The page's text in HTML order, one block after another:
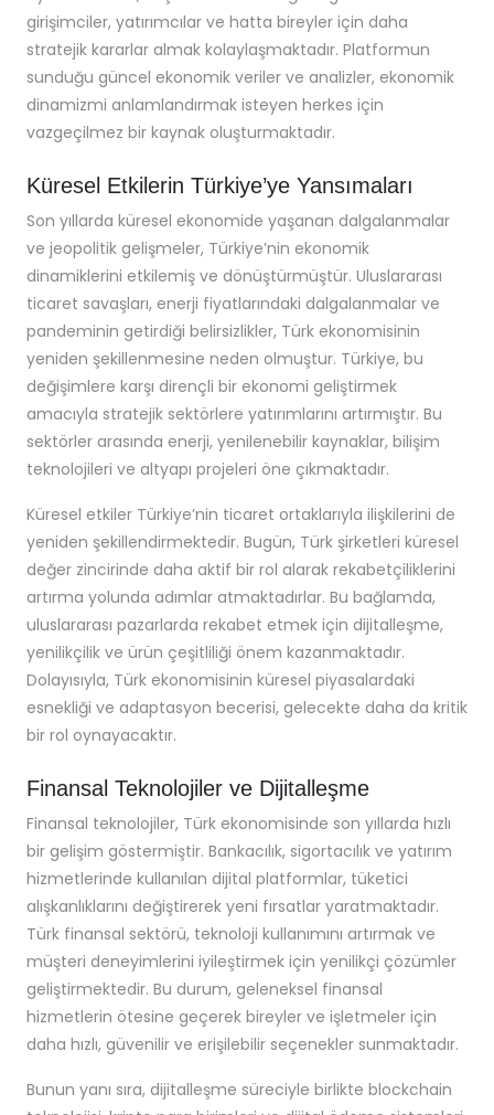
girişimciler, yatırımcılar ve hatta bireyler için daha
stratejik kararlar almak kolaylaşmaktadır. Platformun
sunduğu güncel ekonomik veriler ve analizler, ekonomik
dinamizmi anlamlandırmak isteyen herkes için
vazgeçilmez bir kaynak oluşturmaktadır.
Küresel Etkilerin Türkiye’ye Yansımaları
Son yıllarda küresel ekonomide yaşanan dalgalanmalar
ve jeopolitik gelişmeler, Türkiye’nin ekonomik
dinamiklerini etkilemiş ve dönüştürmüştür. Uluslararası
ticaret savaşları, enerji fiyatlarındaki dalgalanmalar ve
pandeminin getirdiği belirsizlikler, Türk ekonomisinin
yeniden şekillenmesine neden olmuştur. Türkiye, bu
değişimlere karşı dirençli bir ekonomi geliştirmek
amacıyla stratejik sektörlere yatırımlarını artırmıştır. Bu
sektörler arasında enerji, yenilenebilir kaynaklar, bilişim
teknolojileri ve altyapı projeleri öne çıkmaktadır.
Küresel etkiler Türkiye’nin ticaret ortaklarıyla ilişkilerini de
yeniden şekillendirmektedir. Bugün, Türk şirketleri küresel
değer zincirinde daha aktif bir rol alarak rekabetçiliklerini
artırma yolunda adımlar atmaktadırlar. Bu bağlamda,
uluslararası pazarlarda rekabet etmek için dijitalleşme,
yenilikçilik ve ürün çeşitliliği önem kazanmaktadır.
Dolayısıyla, Türk ekonomisinin küresel piyasalardaki
esnekliği ve adaptasyon becerisi, gelecekte daha da kritik
bir rol oynayacaktır.
Finansal Teknolojiler ve Dijitalleşme
Finansal teknolojiler, Türk ekonomisinde son yıllarda hızlı
bir gelişim göstermiştir. Bankacılık, sigortacılık ve yatırım
hizmetlerinde kullanılan dijital platformlar, tüketici
alışkanlıklarını değiştirerek yeni fırsatlar yaratmaktadır.
Türk finansal sektörü, teknoloji kullanımını artırmak ve
müşteri deneyimlerini iyileştirmek için yenilikçi çözümler
geliştirmektedir. Bu durum, geleneksel finansal
hizmetlerin ötesine geçerek bireyler ve işletmeler için
daha hızlı, güvenilir ve erişilebilir seçenekler sunmaktadır.
Bunun yanı sıra, dijitalleşme süreciyle birlikte blockchain